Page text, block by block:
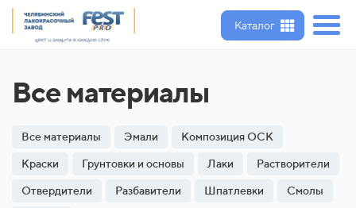
Каталог
Все материалы
Все материалы Эмали Композиция ОСК
Краски Грунтовки и основы Лаки Растворители
Отвердители Разбавители Шпатлевки Смолы